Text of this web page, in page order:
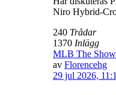
Niro Hybrid-
240 Trådar
1370 Inlägg
MLB The
av Florencehg
29 jul 2026,